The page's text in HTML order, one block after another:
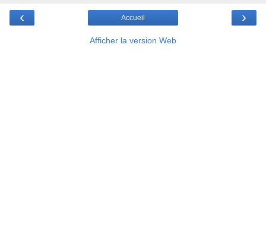
‹ ›
Accueil
Afficher la version Web